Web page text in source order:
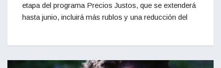
etapa del programa Precios Justos, que se extenderá
hasta junio, incluirá más rublos y una reducción del